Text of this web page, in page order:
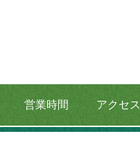
営業時間 アクセス